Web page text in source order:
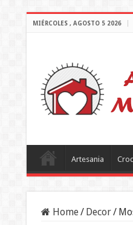
MIÉRCOLES , AGOSTO 5 2026
Artesania
Home/ Decor/